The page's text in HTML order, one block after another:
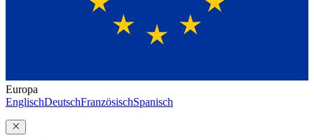
Europa
EnglischDeutschFranzösischSpanisch